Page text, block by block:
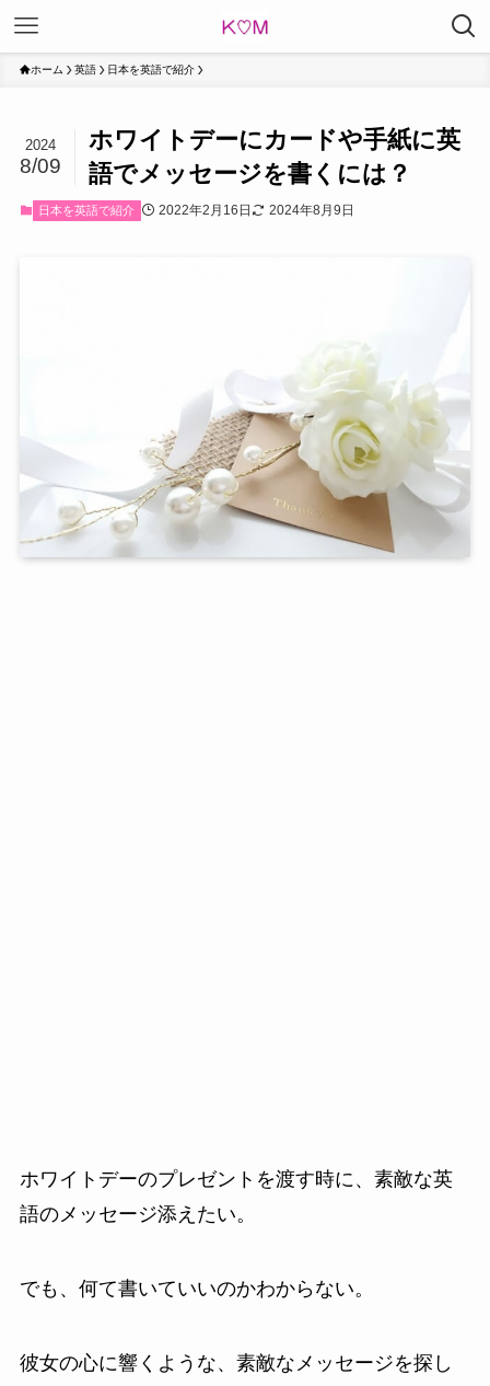
ホーム 英語 日本を英語で紹介
ホワイトデーにカードや手紙に英
語でメッセージを書くには？
2024
8/09
日本を英語で紹介 2022年2月16日 2024年8月9日
ホワイトデーのプレゼントを渡す時に、素敵な英
語のメッセージ添えたい。
でも、何て書いていいのかわからない。
彼女の心に響くような、素敵なメッセージを探し